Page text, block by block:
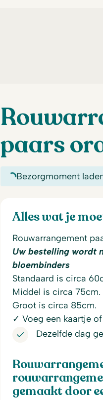
paars
Bezorgmoment
Alles wat je
Rouwarrangement
Uw bestelling wordt
bloembinders
Standaard is circa
Middel is circa
Groot is circa 85cm.
✓ Voeg een kaartje
Dezelfde dag
gemaakt door